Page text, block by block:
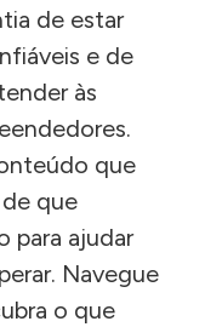
de estar
e de
às
que
que
para ajudar
Navegue
o que